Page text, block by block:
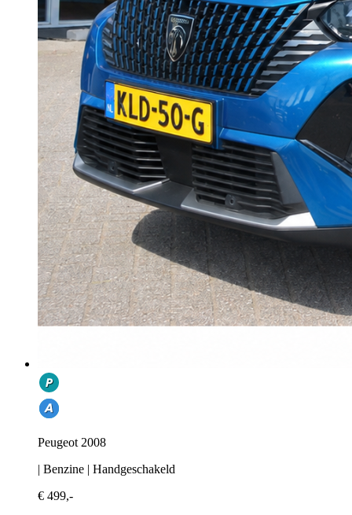
Peugeot 2008
| Benzine | Handgeschakeld
€ 499,-